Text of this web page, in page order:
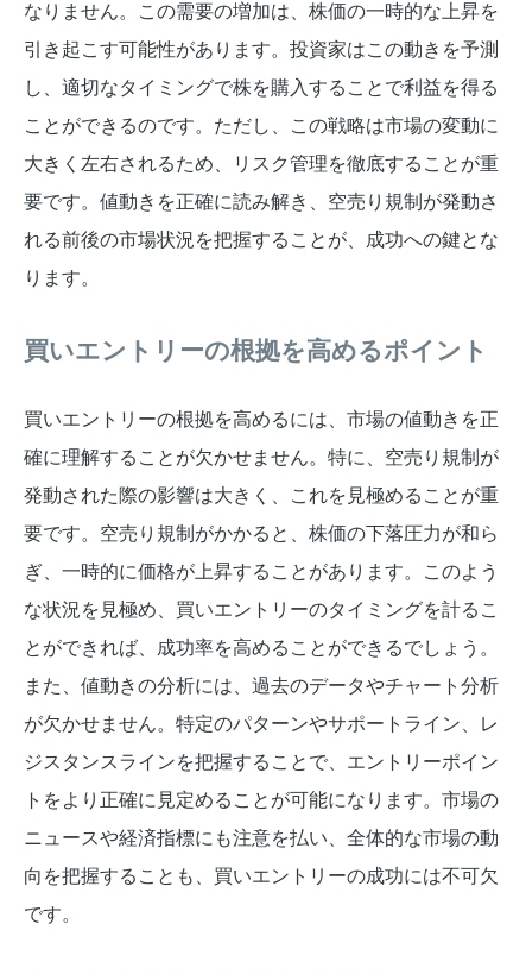
なりません。この需要の増加は、株価の一時的な上昇を
引き起こす可能性があります。投資家はこの動きを予測
し、適切なタイミングで株を購入することで利益を得る
ことができるのです。ただし、この戦略は市場の変動に
大きく左右されるため、リスク管理を徹底することが重
要です。値動きを正確に読み解き、空売り規制が発動さ
れる前後の市場状況を把握することが、成功への鍵とな
ります。
買いエントリーの根拠を高めるポイント
買いエントリーの根拠を高めるには、市場の値動きを正
確に理解することが欠かせません。特に、空売り規制が
発動された際の影響は大きく、これを見極めることが重
要です。空売り規制がかかると、株価の下落圧力が和ら
ぎ、一時的に価格が上昇することがあります。このよう
な状況を見極め、買いエントリーのタイミングを計るこ
とができれば、成功率を高めることができるでしょう。
また、値動きの分析には、過去のデータやチャート分析
が欠かせません。特定のパターンやサポートライン、レ
ジスタンスラインを把握することで、エントリーポイン
トをより正確に見定めることが可能になります。市場の
ニュースや経済指標にも注意を払い、全体的な市場の動
向を把握することも、買いエントリーの成功には不可欠
です。